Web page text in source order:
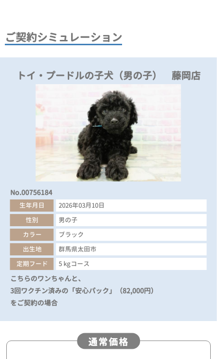
ご契約シミュレーション
トイ・プードルの子犬（男の子） 藤岡店
No.00756184
生年月日
2026年03月10日
性別
男の子
カラー
ブラック
出生地
群馬県太田市
定期フード
5 kgコース
こちらのワンちゃんと、
3回ワクチン済みの「安心パック」（82,000円）
をご契約の場合
通常価格